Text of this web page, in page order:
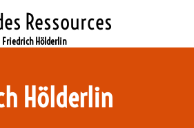
Ressources
Friedrich Hölderlin
Hölderlin